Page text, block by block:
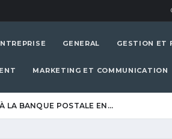
GENERAL GESTION ET
MARKETING ET COMMUNICATION
LA BANQUE POSTALE EN…